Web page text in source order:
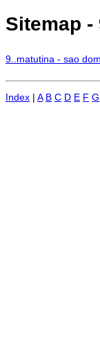
Sitemap
9..matutina - sao
Index | A B C D E F G